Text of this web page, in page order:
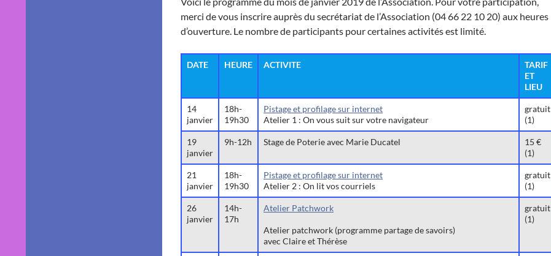
merci de vous inscrire auprès du secrétariat de l’Association (04 66 22 10 20) aux heures
d’ouverture. Le nombre de participants pour certaines activités est limité.
DATE HEURE ACTIVITE
TARIF
ET
LIEU
14
janvier
18h-
19h30
Pistage et profilage sur internet
Atelier 1 : On vous suit sur votre navigateur
gratuit
(1)
19
janvier
9h-12h Stage de Poterie avec Marie Ducatel
15 €
(1)
21
janvier
18h-
19h30
Pistage et profilage sur internet
Atelier 2 : On lit vos courriels
gratuit
(1)
26
janvier
14h-
17h
Atelier Patchwork
Atelier patchwork (programme partage de savoirs)
avec Claire et Thérèse
gratuit
(1)